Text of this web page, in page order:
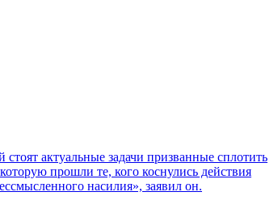
актуальные задачи призванные сплотить
прошли те, кого коснулись действия
насилия», заявил он.